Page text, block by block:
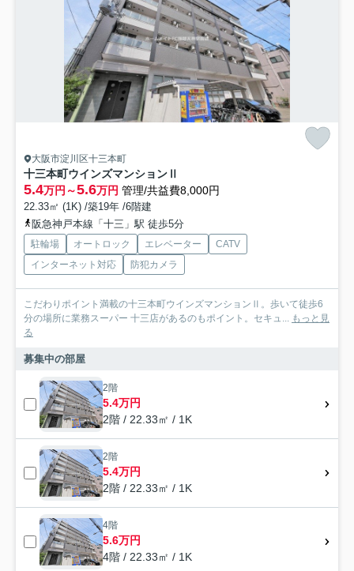
大阪市淀川区十三本町
十三本町ウインズマンションⅡ
5.4万円～5.6万円 管理/共益費8,000円
22.33㎡ (1K) /築19年 /6階建
阪急神戸本線「十三」駅 徒歩5分
駐輪場 オートロック エレベーター
CATV
インターネット対応
防犯カメラ
こだわりポイント満載の十三本町ウインズマンションⅡ。歩いて徒歩6
分の場所に業務スーパー 十三店があるのもポイント。セキュ... もっと見
る
募集中の部屋
2階
5.4万円
2階 / 22.33㎡ / 1K
2階
5.4万円
2階 / 22.33㎡ / 1K
4階
5.6万円
4階 / 22.33㎡ / 1K